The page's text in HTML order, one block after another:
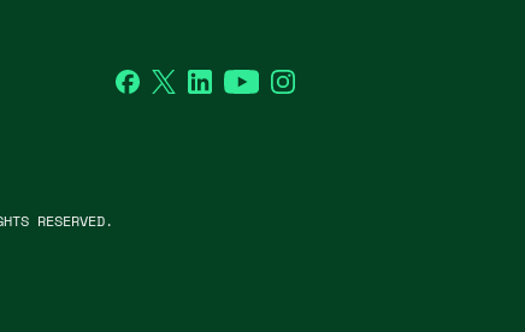
Facebook
TwitterLinkedInYouTubeInstagram
RESERVED.